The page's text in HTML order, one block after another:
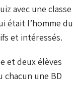
avec une classe
était l’homme du
et intéressés.
et deux élèves
une BD